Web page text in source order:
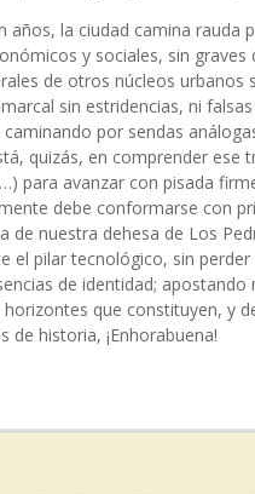
años, la ciudad camina
y sociales, sin graves
de otros núcleos
sin estridencias, ni
por sendas
quizás, en comprender ese
para avanzar con pisada
debe conformarse con
de nuestra dehesa de Los
el pilar tecnológico, sin
de identidad;
que constituyen, y
de historia, ¡Enhorabuena!